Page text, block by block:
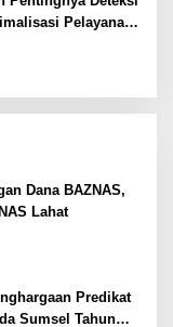
Pelayanan
Dana BAZNAS,
Lahat
Predikat
Sumsel Tahun